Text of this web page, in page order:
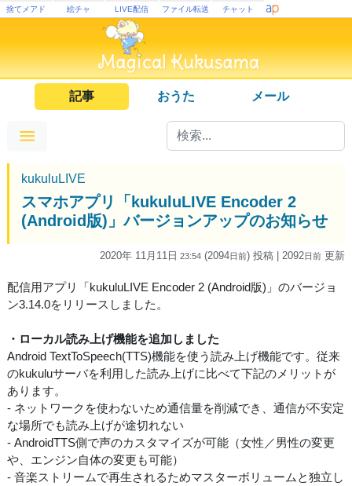
捨てメアド 絵チャ LIVE配信 ファイル転送 チャット
記事 おうた メール
kukuluLIVE
スマホアプリ「kukuluLIVE Encoder 2
(Android版)」バージョンアップのお知らせ
2020年 11月11日 23:54 (2094日前) 投稿 | 2092日前 更新
配信用アプリ「kukuluLIVE Encoder 2 (Android版)」のバージョ
ン3.14.0をリリースしました。
・ローカル読み上げ機能を追加しました
Android TextToSpeech(TTS)機能を使う読み上げ機能です。従来
のkukuluサーバを利用した読み上げに比べて下記のメリットが
あります。
- ネットワークを使わないため通信量を削減でき、通信が不安定
な場所でも読み上げが途切れない
- AndroidTTS側で声のカスタマイズが可能（女性／男性の変更
や、エンジン自体の変更も可能）
- 音楽ストリームで再生されるためマスターボリュームと独立し